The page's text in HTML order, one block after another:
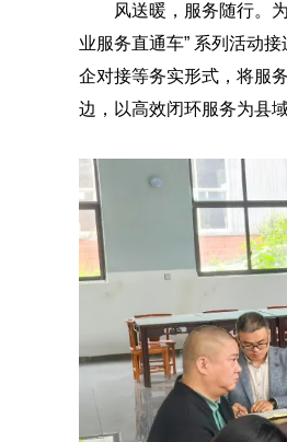
风送暖，服务随行。
业服务直通车” 系列活动
企对接等务实形式，将服
边，以高效闭环服务为县